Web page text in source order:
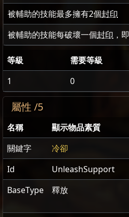
被輔助的技能最多擁有2個封印
被輔助的技能每破壞一個封印 ，即
等級 需要等級
1
0
屬性 /5
名稱
顯示物品素質
關鍵字
冷卻
Id
UnleashSupport
BaseType
釋放